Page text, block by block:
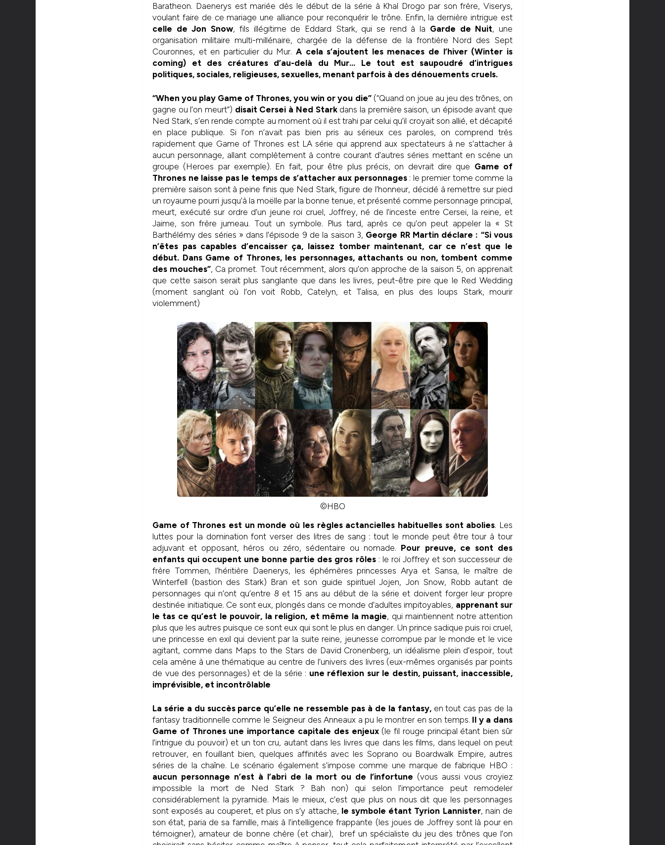
Baratheon. Daenerys est mariée dès le début de la série à Khal Drogo par son frère, Viserys,
voulant faire de ce mariage une alliance pour reconquérir le trône. Enfin, la dernière intrigue est
celle de Jon Snow, fils illégitime de Eddard Stark, qui se rend à la Garde de Nuit, une
organisation militaire multi-millénaire, chargée de la défense de la frontière Nord des Sept
Couronnes, et en particulier du Mur. A cela s’ajoutent les menaces de l’hiver (Winter is
coming) et des créatures d’au-delà du Mur…
Le tout est saupoudré d’intrigues
politiques, sociales, religieuses, sexuelles, menant parfois à des dénouements cruels.
“When you play Game of Thrones, you win or you die”(“Quand on joue au jeu des trônes, on
gagne ou l’on meurt”) disait Cersei à Ned Starkdans la première saison, un épisode avant que
Ned Stark, s’en rende compte au moment où il est trahi par celui qu’il croyait son allié, et décapité
en place publique. Si l’on n’avait pas bien pris au sérieux ces paroles, on comprend très
rapidement que Game of Thrones est LA série qui apprend aux spectateurs à ne s’attacher à
aucun personnage, allant complètement à contre courant d’autres séries mettant en scène un
groupe (Heroes par exemple). En fait, pour être plus précis, on devrait dire que Game of
Thrones ne laisse pas le temps de s’attacher aux personnages: le premier tome comme la
première saison sont à peine finis que Ned Stark, figure de l’honneur, décidé à remettre sur pied
un royaume pourri jusqu’à la moëlle par la bonne tenue, et présenté comme personnage principal,
meurt, exécuté sur ordre d’un jeune roi cruel, Joffrey, né de l’inceste entre Cersei, la reine, et
Jaime, son frère jumeau. Tout un symbole. Plus tard, après ce qu’on peut appeler la « St
Barthélémy des séries » dans l’épisode 9 de la saison 3, George RR Martin déclare : “Si vous
n’êtes pas capables d’encaisser ça, laissez tomber maintenant, car ce n’est que le
début. Dans Game of Thrones, les personnages, attachants ou non, tombent comme
des mouches”, Ca promet. Tout récemment, alors qu’on approche de la saison 5, on apprenait
que cette saison serait plus sanglante que dans les livres, peut-être pire que le Red Wedding
(moment sanglant où l’on voit Robb, Catelyn, et Talisa, en plus des loups Stark, mourir
violemment)
©HBO
Game of Thrones est un monde où les règles actancielles habituelles sont abolies. Les
luttes pour la domination font verser des litres de sang : tout le monde peut être tour à tour
adjuvant et opposant, héros ou zéro, sédentaire ou nomade. Pour preuve, ce sont des
enfants qui occupent une bonne partie des gros rôles: le roi Joffrey et son successeur de
frère Tommen, l’héritière Daenerys, les éphémères princesses Arya et Sansa, le maître de
Winterfell (bastion des Stark) Bran et son guide spirituel Jojen, Jon Snow, Robb autant de
personnages qui n’ont qu’entre 8 et 15 ans au début de la série et doivent forger leur propre
destinée initiatique. Ce sont eux, plongés dans ce monde d’adultes impitoyables, apprenant sur
le tas ce qu’est le pouvoir, la religion, et même la magie, qui maintiennent notre attention
plus que les autres puisque ce sont eux qui sont le plus en danger. Un prince sadique puis roi cruel,
une princesse en exil qui devient par la suite reine, jeunesse corrompue par le monde et le vice
agitant, comme dans Maps to the Stars de David Cronenberg, un idéalisme plein d’espoir, tout
cela amène à une thématique au centre de l’univers des livres (eux-mêmes organisés par points
de vue des personnages) et de la série : une réflexion sur le destin, puissant, inaccessible,
imprévisible, et incontrôlable
La série a du succès parce qu’elle ne ressemble pas à de la fantasy,en tout cas pas de la
fantasy traditionnelle comme le Seigneur des Anneaux a pu le montrer en son temps. Il y a dans
Game of Thrones une importance capitale des enjeux(le fil rouge principal étant bien sûr
l’intrigue du pouvoir) et un ton cru, autant dans les livres que dans les films, dans lequel on peut
retrouver, en fouillant bien, quelques affinités avec les Soprano ou Boardwalk Empire, autres
séries de la chaîne. Le scénario également s’impose comme une marque de fabrique HBO :
aucun personnage n’est à l’abri de la mort ou de l’infortune (vous aussi vous croyiez
impossible la mort de Ned Stark ? Bah non) qui selon l’importance peut remodeler
considérablement la pyramide. Mais le mieux, c’est que plus on nous dit que les personnages
sont exposés au couperet, et plus on s’y attache, le symbole étant Tyrion Lannister, nain de
son état, paria de sa famille, mais à l’intelligence frappante (les joues de Joffrey sont là pour en
témoigner), amateur de bonne chère (et chair), bref un spécialiste du jeu des trônes que l’on